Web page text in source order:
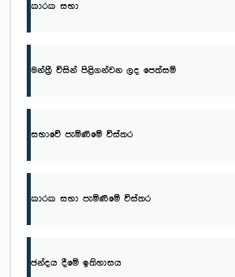
කාරක සභා
මන්ත්‍රී විසින් පිළිගන්වන ලද පෙත්සම්
සභාවේ පැමිණීමේ විස්තර
කාරක සභා පැමිණීමේ විස්තර
ඡන්දය දීමේ ඉතිහාසය